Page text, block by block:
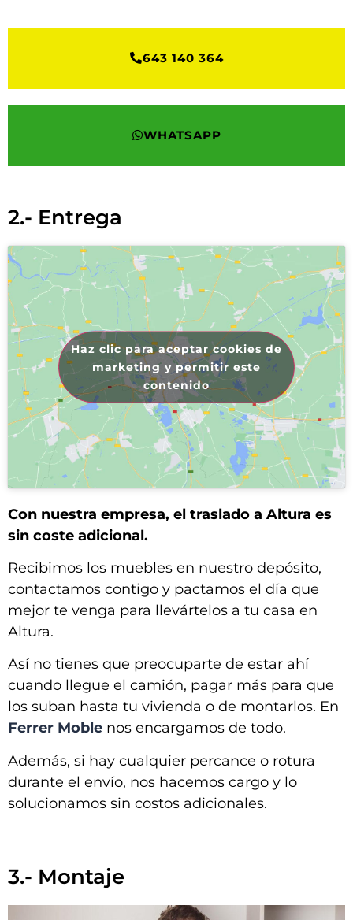
643 140 364
WHATSAPP
2.- Entrega
Haz clic para aceptar cookies de
marketing y permitir este
contenido
Con nuestra empresa, el traslado a Altura es
sin coste adicional.
Recibimos los muebles en nuestro depósito,
contactamos contigo y pactamos el día que
mejor te venga para llevártelos a tu casa en
Altura.
Así no tienes que preocuparte de estar ahí
cuando llegue el camión, pagar más para que
los suban hasta tu vivienda o de montarlos. En
Ferrer Moble nos encargamos de todo.
Además, si hay cualquier percance o rotura
durante el envío, nos hacemos cargo y lo
solucionamos sin costos adicionales.
3.- Montaje